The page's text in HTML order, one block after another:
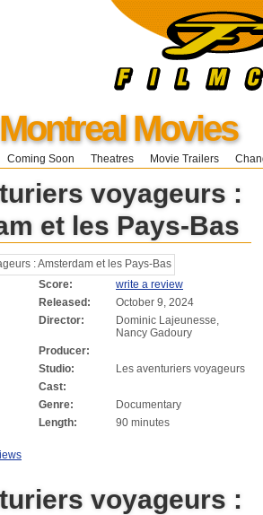
Movies
Coming Soon Theatres Movie Trailers
voyageurs :
et les Pays-Bas
Score:
write a review
Released:
October 9, 2024
Director:
Dominic Lajeunesse,
Nancy Gadoury
Producer:
Studio:
Les aventuriers voyageurs
Cast:
Genre:
Documentary
Length:
90 minutes
voyageurs :